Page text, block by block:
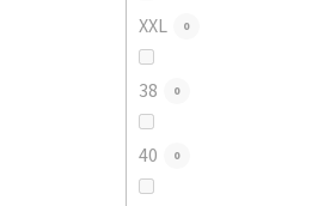
XXL 0
38 0
40 0